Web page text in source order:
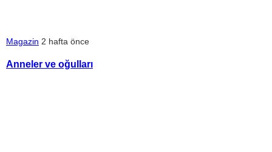
Magazin 2 hafta önce
Anneler ve oğulları